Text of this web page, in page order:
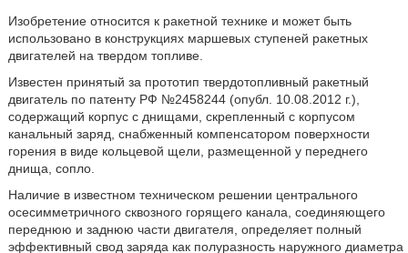
Изобретение относится к ракетной технике и может быть
использовано в конструкциях маршевых ступеней ракетных
двигателей на твердом топливе.
Известен принятый за прототип твердотопливный ракетный
двигатель по патенту РФ №2458244 (опубл. 10.08.2012 г.),
содержащий корпус с днищами, скрепленный с корпусом
канальный заряд, снабженный компенсатором поверхности
горения в виде кольцевой щели, размещенной у переднего
днища, сопло.
Наличие в известном техническом решении центрального
осесимметричного сквозного горящего канала, соединяющего
переднюю и заднюю части двигателя, определяет полный
эффективный свод заряда как полуразность наружного диаметра